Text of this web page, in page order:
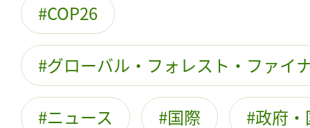
COP26
グローバル・フォレスト・ファイ
ニュース 国際 政府